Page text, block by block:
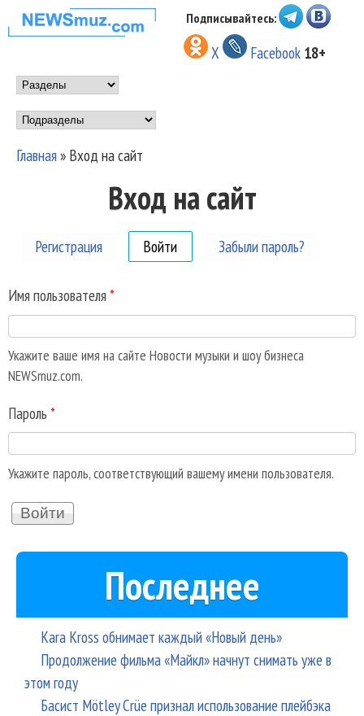
Перейти к основному
содержанию
НОВОСТИ
МУЗЫКИ И
ШОУ БИЗНЕСА
NEWSMUZ.COM
Подписывайтесь:
X Facebook 18+
Main menu
Подразделы
Вы здесь
Главная» Вход на сайт
Вход на сайт
Регистрация Войти (активная вкладка)
Забыли пароль?
Имя пользователя *
Укажите ваше имя на сайте Новости музыки и шоу бизнеса
NEWSmuz.com.
Пароль *
Укажите пароль, соответствующий вашему имени пользователя.
Последнее
Kara Kross обнимает каждый «Новый день»
Продолжение фильма «Майкл» начнут снимать уже в
этом году
Басист Mötley Crüe признал использование плейбэка